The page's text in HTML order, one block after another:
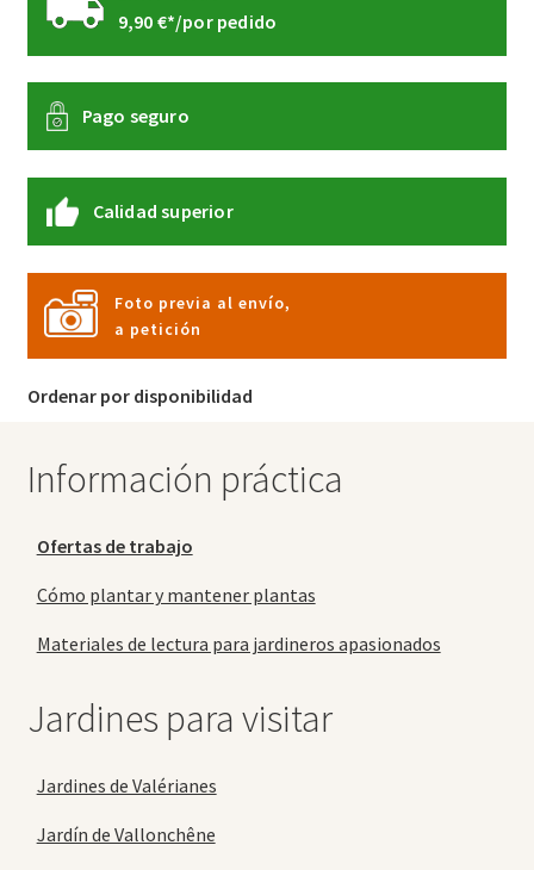
9,90 €*/por pedido
Pago seguro
Calidad superior
Foto previa al envío,
a petición
Ordenar por disponibilidad
Información práctica
Ofertas de trabajo
Cómo plantar y mantener plantas
Materiales de lectura para jardineros apasionados
Jardines para visitar
Jardines de Valérianes
Jardín de Vallonchêne